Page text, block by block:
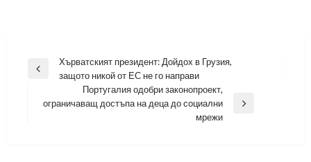
Навигация
Previous
Хърватският президент: Дойдох в Грузия,
защото никой от ЕС не го направи
Next
Португалия одобри законопроект,
ограничаващ достъпа на деца до социални
мрежи